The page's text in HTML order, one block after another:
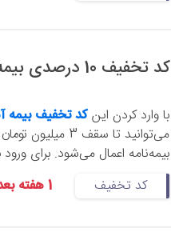
کد تخفیف 10 درصدی بیمه بدنه آپ
با وارد کردن اینکد تخفیف بیمه
می‌توانید تا سقف 3 میلیون تومان تخفیف بگیرید. این
بیمه‌نامه اعمال می‌شود. برای
کد تخفیف
1 هفته بعد